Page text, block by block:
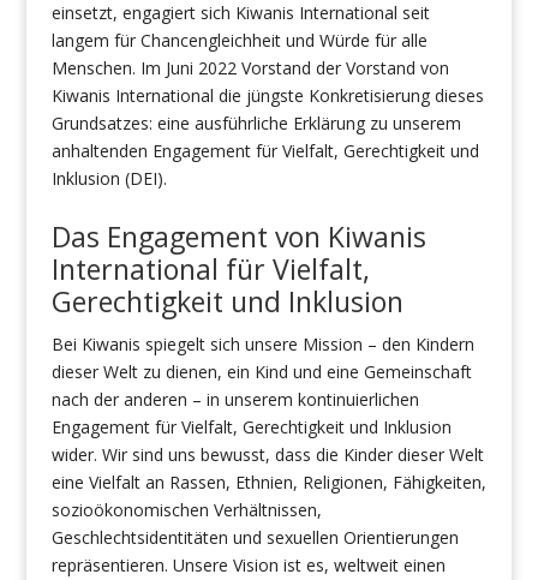
einsetzt, engagiert sich Kiwanis International seit
langem für Chancengleichheit und Würde für alle
Menschen. Im Juni 2022 Vorstand der Vorstand von
Kiwanis International die jüngste Konkretisierung dieses
Grundsatzes: eine ausführliche Erklärung zu unserem
anhaltenden Engagement für Vielfalt, Gerechtigkeit und
Inklusion (DEI).
Das Engagement von Kiwanis
International für Vielfalt,
Gerechtigkeit und Inklusion
Bei Kiwanis spiegelt sich unsere Mission – den Kindern
dieser Welt zu dienen, ein Kind und eine Gemeinschaft
nach der anderen – in unserem kontinuierlichen
Engagement für Vielfalt, Gerechtigkeit und Inklusion
wider. Wir sind uns bewusst, dass die Kinder dieser Welt
eine Vielfalt an Rassen, Ethnien, Religionen, Fähigkeiten,
sozioökonomischen Verhältnissen,
Geschlechtsidentitäten und sexuellen Orientierungen
repräsentieren. Unsere Vision ist es, weltweit einen